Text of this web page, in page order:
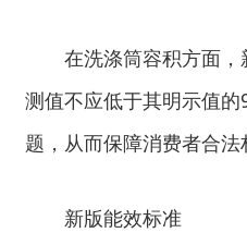
在洗涤筒容积方面，
测值不应低于其明示值
题，从而保障消费者合法
新版能效标准